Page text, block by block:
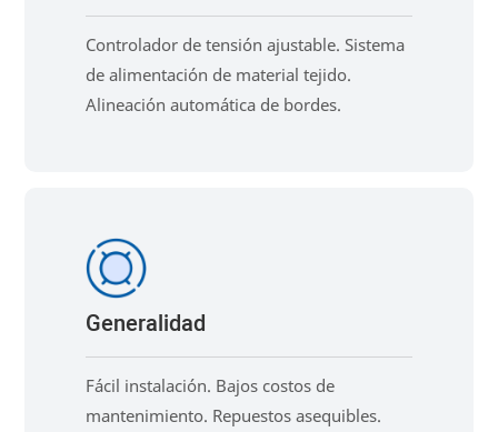
Controlador de tensión ajustable. Sistema
de alimentación de material tejido.
Alineación automática de bordes.
Generalidad
Fácil instalación. Bajos costos de
mantenimiento. Repuestos asequibles.